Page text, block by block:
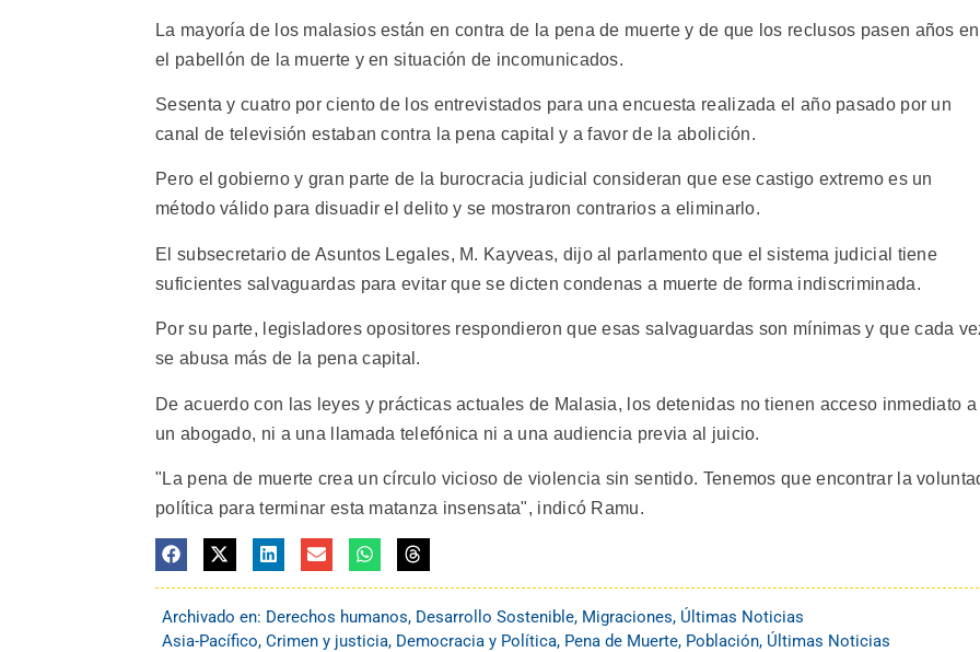
La mayoría de los malasios están en contra de la pena de muerte y de que los reclusos pasen años en
el pabellón de la muerte y en situación de incomunicados.
Sesenta y cuatro por ciento de los entrevistados para una encuesta realizada el año pasado por un
canal de televisión estaban contra la pena capital y a favor de la abolición.
Pero el gobierno y gran parte de la burocracia judicial consideran que ese castigo extremo es un
método válido para disuadir el delito y se mostraron contrarios a eliminarlo.
El subsecretario de Asuntos Legales, M. Kayveas, dijo al parlamento que el sistema judicial tiene
suficientes salvaguardas para evitar que se dicten condenas a muerte de forma indiscriminada.
Por su parte, legisladores opositores respondieron que esas salvaguardas son mínimas y que cada
se abusa más de la pena capital.
De acuerdo con las leyes y prácticas actuales de Malasia, los detenidas no tienen acceso inmediato a
un abogado, ni a una llamada telefónica ni a una audiencia previa al juicio.
"La pena de muerte crea un círculo vicioso de violencia sin sentido. Tenemos que encontrar la
política para terminar esta matanza insensata", indicó Ramu.
Archivado en: Derechos humanos, Desarrollo Sostenible, Migraciones, Últimas Noticias
Asia-Pacífico, Crimen y justicia, Democracia y Política, Pena de Muerte, Población, Últimas Noticias